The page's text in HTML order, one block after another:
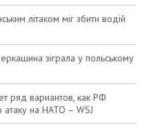
літаком міг збити водій
зіграла у польському
ряд вариантов, как РФ
атаку на НАТО – WSJ